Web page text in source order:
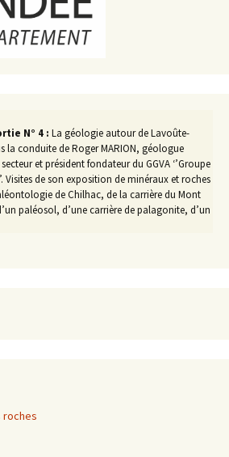
N° 4 : La géologie autour de Lavoûte-
la conduite de Roger MARION, géologue
et président fondateur du GGVA ‘’Groupe
Visites de son exposition de minéraux et roches
de Chilhac, de la carrière du Mont
paléosol, d’une carrière de palagonite, d’un
roches